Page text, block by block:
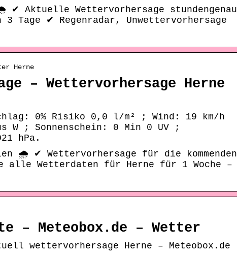
Aktuelle Wettervorhersage stundengenau
Tage ✔ Regenradar, Unwettervorhersage
Herne
– Wettervorhersage Herne
0% Risiko 0,0 l/m² ; Wind: 19 km/h
W ; Sonnenschein: 0 Min 0 UV ;
hPa.
🌧️ ✔ Wettervorhersage für die kommenden
Wetterdaten für Herne für 1 Woche –
– Meteobox.de – Wetter
wettervorhersage Herne – Meteobox.de